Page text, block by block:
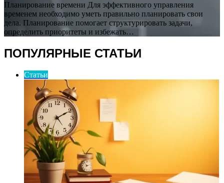
Планирование времени Для эффективного управления
временем необходимо уметь правильно планировать свои
дела. Планирование помогает структурировать задачи,
определить приоритеты и избежать…
ПОПУЛЯРНЫЕ СТАТЬИ
Статьи